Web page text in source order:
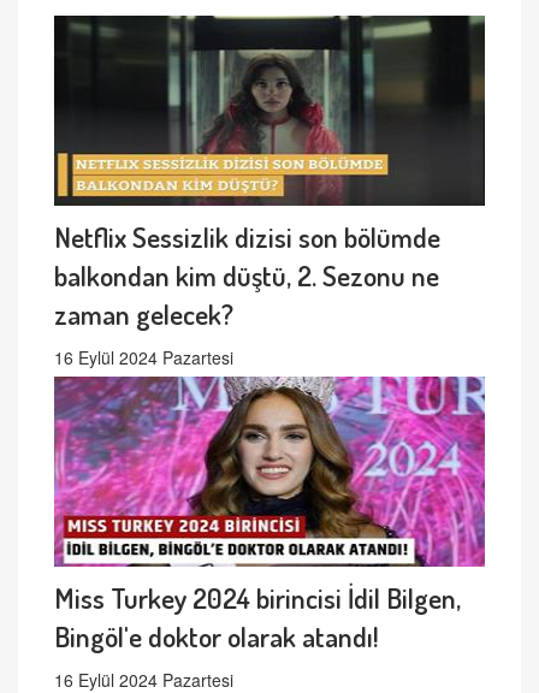
Netflix Sessizlik dizisi son bölümde
balkondan kim düştü, 2. Sezonu ne
zaman gelecek?
16 Eylül 2024 Pazartesi
Miss Turkey 2024 birincisi İdil Bilgen,
Bingöl'e doktor olarak atandı!
16 Eylül 2024 Pazartesi